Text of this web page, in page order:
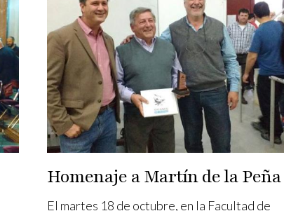
Homenaje a Martín de la Peña
El martes 18 de octubre, en la Facultad de